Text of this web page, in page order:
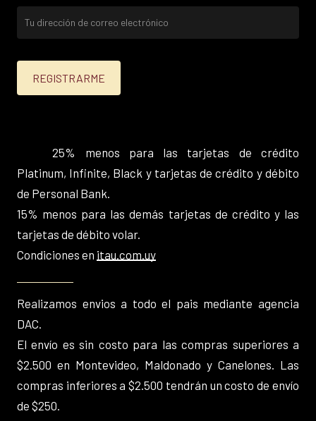
25% menos para las tarjetas de crédito
Platinum, Infinite, Black y tarjetas de crédito y débito
de Personal Bank.
15% menos para las demás tarjetas de crédito y las
tarjetas de débito volar.
Condiciones en itau.com.uy
Realizamos envios a todo el pais mediante agencia
DAC.
El envío es sin costo para las compras superiores a
$2.500 en Montevideo, Maldonado y Canelones. Las
compras inferiores a $2.500 tendrán un costo de envío
de $250.